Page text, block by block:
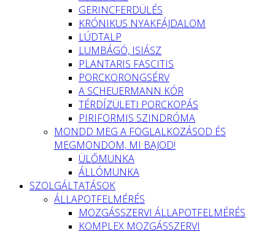
GERINCFERDÜLÉS
KRÓNIKUS NYAKFÁJDALOM
LÚDTALP
LUMBÁGÓ, ISIÁSZ
PLANTARIS FASCITIS
PORCKORONGSÉRV
A SCHEUERMANN KÓR
TÉRDÍZÜLETI PORCKOPÁS
PIRIFORMIS SZINDRÓMA
MONDD MEG A FOGLALKOZÁSOD ÉS
MEGMONDOM, MI BAJOD!
ÜLŐMUNKA
ÁLLÓMUNKA
SZOLGÁLTATÁSOK
ÁLLAPOTFELMÉRÉS
MOZGÁSSZERVI ÁLLAPOTFELMÉRÉS
KOMPLEX MOZGÁSSZERVI